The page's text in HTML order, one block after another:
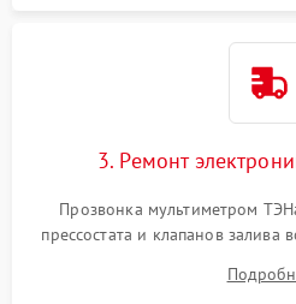
3. Ремонт
Прозвонка мультиметром
прессостата и клапанов
Восстановление